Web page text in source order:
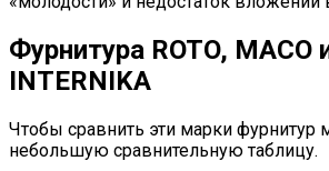
Фурнитура ROTO, MACO
INTERNIKA
Чтобы сравнить эти марки фурнитур
небольшую сравнительную таблицу.